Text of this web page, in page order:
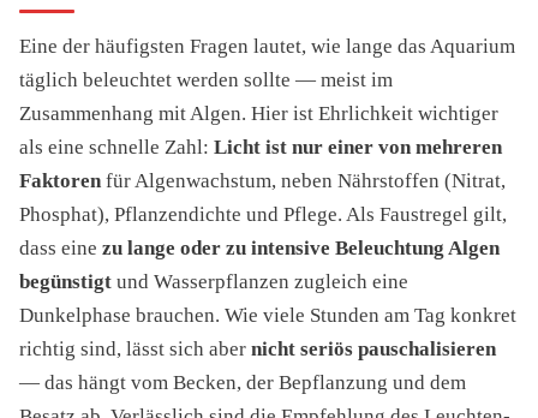
Eine der häufigsten Fragen lautet, wie lange das Aquarium
täglich beleuchtet werden sollte — meist im
Zusammenhang mit Algen. Hier ist Ehrlichkeit wichtiger
als eine schnelle Zahl: Licht ist nur einer von mehreren
Faktoren für Algenwachstum, neben Nährstoffen (Nitrat,
Phosphat), Pflanzendichte und Pflege. Als Faustregel gilt,
dass eine zu lange oder zu intensive Beleuchtung Algen
begünstigt und Wasserpflanzen zugleich eine
Dunkelphase brauchen. Wie viele Stunden am Tag konkret
richtig sind, lässt sich aber nicht seriös pauschalisieren
— das hängt vom Becken, der Bepflanzung und dem